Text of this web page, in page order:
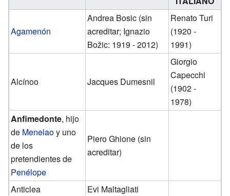
Agamenón
Andrea Bosic (sin
acreditar; Ignazio
Božic: 1919 - 2012)
Renato Turi
(1920 -
1991)
Alcínoo Jacques Dumesnil
Giorgio
Capecchi
(1902 -
1978)
Anfimedonte, hijo
de Menelaoy uno
de los
pretendientes de
Penélope
Piero Ghione (sin
acreditar)
Anticlea Evi Maltagliati